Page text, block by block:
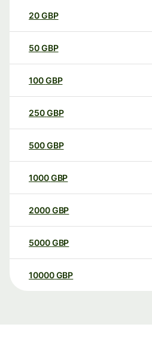
20GBP
50GBP
100GBP
250GBP
500GBP
1000GBP
2000GBP
5000GBP
10000 GBP